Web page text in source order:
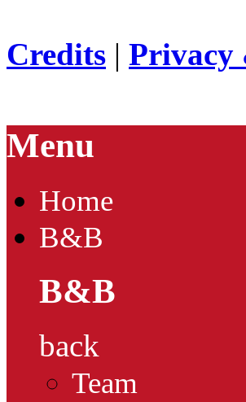
Credits | Privacy
Menu
Home
B&B
B&B
back
Team